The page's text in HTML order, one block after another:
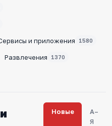
и приложения 1580
Развлечения 1370
Новые
А–
Я